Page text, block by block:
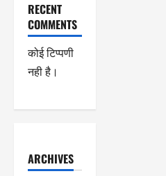
RECENT
COMMENTS
कोई टिप्पणी
नही है।
ARCHIVES